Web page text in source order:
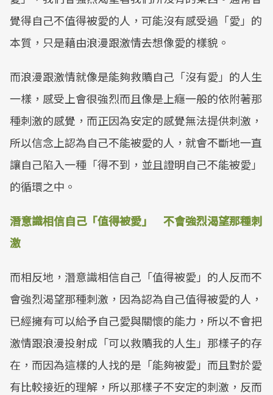
覺得自己不值得被愛的人，可能沒有感受過「愛」的
本質，只是藉由浪漫跟激情去想像愛的樣貌。
而浪漫跟激情就像是能夠救贖自己「沒有愛」的人生
一樣，感受上會很強烈而且像是上癮一般的依附著那
種刺激的感覺，而正因為安定的感覺無法提供刺激，
所以信念上認為自己不能被愛的人，就會不斷地一直
讓自己陷入一種「得不到，並且證明自己不能被愛」
的循環之中。
潛意識相信自己「值得被愛」 不會強烈渴望那種刺
激
而相反地，潛意識相信自己「值得被愛」的人反而不
會強烈渴望那種刺激，因為認為自己值得被愛的人，
已經擁有可以給予自己愛與關懷的能力，所以不會把
激情跟浪漫投射成「可以救贖我的人生」那樣子的存
在，而因為這樣的人找的是「能夠被愛」而且對於愛
有比較接近的理解，所以那樣子不安定的刺激，反而